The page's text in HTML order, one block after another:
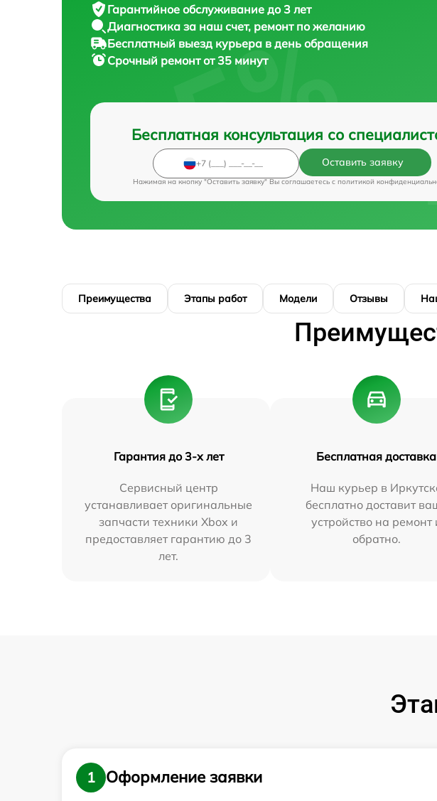
Гарантийное обслуживание до 3 лет
Диагностика за наш счет, ремонт по желанию
Бесплатный выезд курьера в день обращения
Срочный ремонтот 35 минут
Бесплатная консультация со
Оставить заявку
Нажимая на кнопку "Оставить заявку" Вы соглашаетесь c политикой
Преимущества Этапы работ Модели Отзывы
Гарантия до 3-х лет
Сервисный центр
устанавливает оригинальные
запчасти техники Xbox и
предоставляет гарантию до 3
лет.
Бесплатная доставка
Наш курьер в
бесплатно доставит
устройство на ремонт
обратно.
1
Оформление заявки